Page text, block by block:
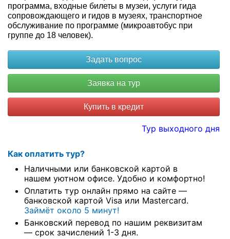
программа, входные билеты в музеи, услуги гида
сопровождающего и гидов в музеях, транспортное
обслуживание по программе (микроавтобус при
группе до 18 человек).
Купить в кредит
Тур выходного дня
Как оплатить тур?
Наличными или банковской картой в
нашем уютном офисе. Удобно и комфортно!
Оплатить тур онлайн прямо на сайте —
банковской картой Visa или Mastercard.
Займёт около 5 минут!
Банковский перевод по нашим реквизитам
— срок зачислений 1-3 дня.